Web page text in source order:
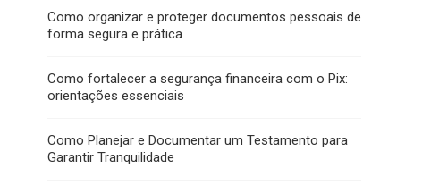
Como organizar e proteger documentos pessoais de
forma segura e prática
Como fortalecer a segurança financeira com o Pix:
orientações essenciais
Como Planejar e Documentar um Testamento para
Garantir Tranquilidade